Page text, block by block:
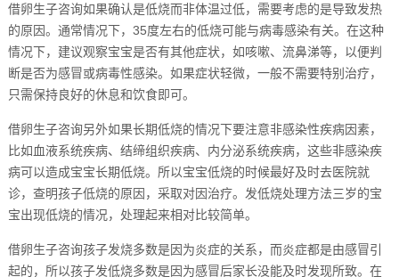
借卵生子咨询如果确认是低烧而非体温过低，需要考虑的是导致发热
的原因。通常情况下，35度左右的低烧可能与病毒感染有关。在这种
情况下，建议观察宝宝是否有其他症状，如咳嗽、流鼻涕等，以便判
断是否为感冒或病毒性感染。如果症状轻微，一般不需要特别治疗，
只需保持良好的休息和饮食即可。
借卵生子咨询另外如果长期低烧的情况下要注意非感染性疾病因素，
比如血液系统疾病、结缔组织疾病、内分泌系统疾病，这些非感染疾
病可以造成宝宝长期低烧。所以宝宝低烧的时候最好及时去医院就
诊，查明孩子低烧的原因，采取对因治疗。发低烧处理方法三岁的宝
宝出现低烧的情况，处理起来相对比较简单。
借卵生子咨询孩子发烧多数是因为炎症的关系，而炎症都是由感冒引
起的，所以孩子发低烧多数是因为感冒后家长没能及时发现所致。在